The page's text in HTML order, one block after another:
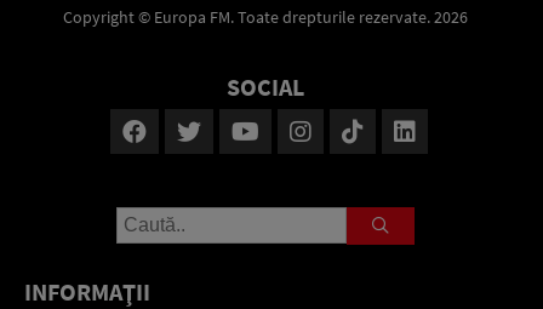
Copyright © Europa FM. Toate drepturile rezervate. 2026
SOCIAL
INFORMAŢII